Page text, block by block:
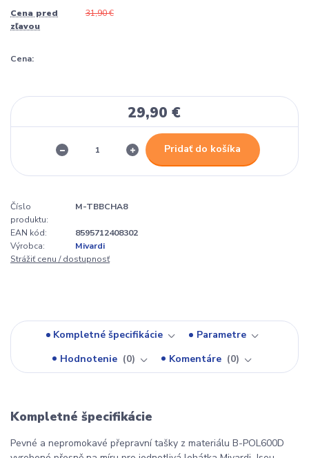
Cena pred
zľavou
31,90 €
Cena:
29,90 €
Pridať do košíka
Číslo
produktu:
M-TBBCHA8
EAN kód:
8595712408302
Výrobca:
Mivardi
Strážiť cenu / dostupnosť
Kompletné špecifikácie
Parametre
Hodnotenie
0 Komentáre 0
Kompletné špecifikácie
Pevné a nepromokavé přepravní tašky z materiálu B-POL600D